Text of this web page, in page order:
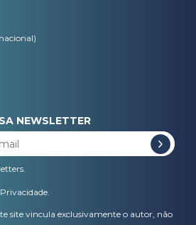
NEWSLETTER
.
site vincula exclusivamente o autor, não